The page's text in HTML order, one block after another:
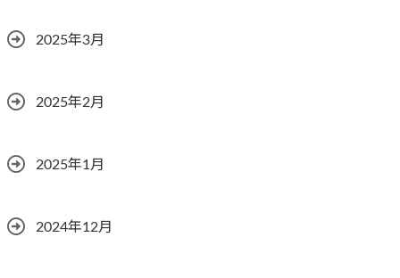
2025年3月
2025年2月
2025年1月
2024年12月